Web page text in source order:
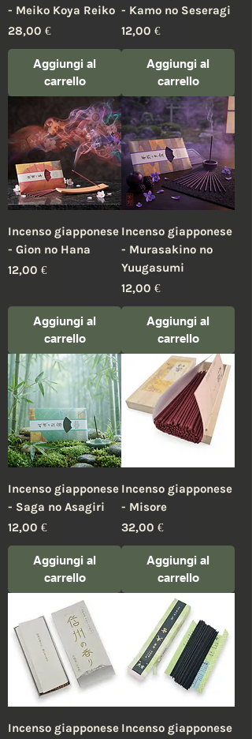
- Meiko Koya Reiko
Prezzo
28,00 €
Aggiungi al
carrello
- Kamo no Seseragi
Prezzo
12,00 €
Aggiungi al
carrello
Incenso giapponese
- Gion no Hana
Prezzo
12,00 €
Aggiungi al
carrello
Incenso giapponese
- Murasakino no
Yuugasumi
Prezzo
12,00 €
Aggiungi al
carrello
Incenso giapponese
- Saga no Asagiri
Prezzo
12,00 €
Aggiungi al
carrello
Incenso giapponese
- Misore
Prezzo
32,00 €
Aggiungi al
carrello
Incenso giapponese Incenso giapponese